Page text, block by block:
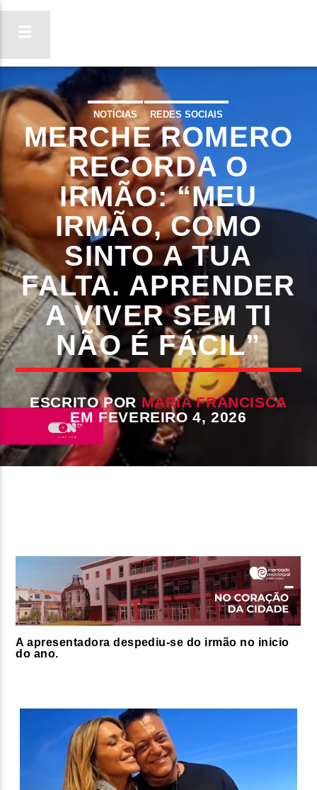
ON FM
LIGA-TE
FAIXA ATUAL
TÍTULO
ARTISTA
NOTÍCIAS REDES SOCIAIS
MERCHE ROMERO
RECORDA O
IRMÃO: “MEU
IRMÃO, COMO
SINTO A TUA
FALTA. APRENDER
A VIVER SEM TI
NÃO É FÁCIL”
ESCRITO POR MARIA FRANCISCA
EM FEVEREIRO 4, 2026
A apresentadora despediu-se do irmão no inicio
do ano.